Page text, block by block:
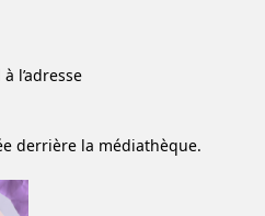
l’adresse
derrière la médiathèque.